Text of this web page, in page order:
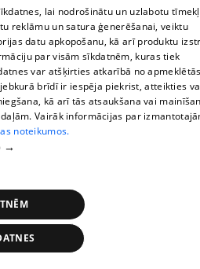
00:24:50
no Austrālijas
lai nodrošinātu un uzlabotu
reklāmu un satura ģenerēšanai, veiktu
datu apkopošanu, kā arī produktu
par visām sīkdatnēm, kuras tiek
var atšķirties atkarībā no
brīdī ir iespēja piekrist, atteikties
kā arī tās atsaukšana vai
Vairāk informācijas par
noteikumos.
→